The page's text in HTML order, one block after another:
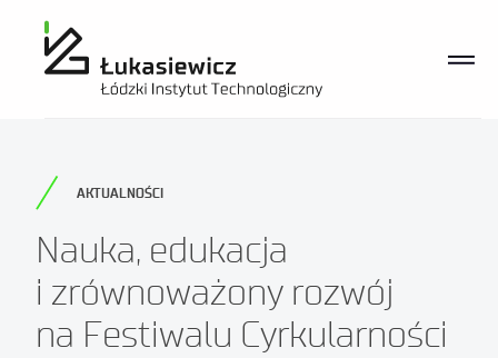
AKTUALNOŚCI
Nauka, edukacja
i zrównoważony rozwój
na Festiwalu Cyrkularności